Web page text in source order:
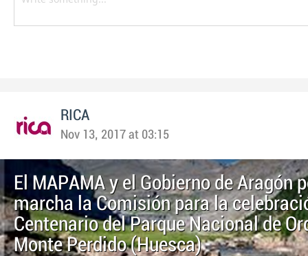
RICA
Nov 13, 2017 at 03:15
El MAPAMA y el Gobierno de Aragón
marcha la Comisión para la
Centenario del Parque Nacional de
Monte Perdido (Huesca)